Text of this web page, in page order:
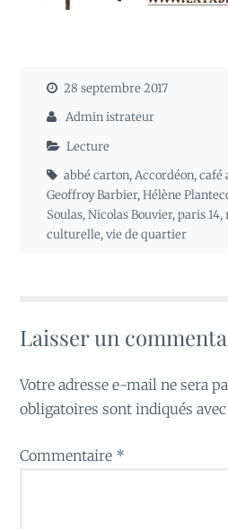
28 septembre 2017
Admin istrateur
Lecture
abbé carton,Accordéon,café
Geoffroy Barbier,Hélène
Soulas,Nicolas Bouvier,paris 14,
culturelle,vie de quartier
Laisser un
Votre adresse e-mail ne sera
obligatoires sont indiqués avec
Commentaire *